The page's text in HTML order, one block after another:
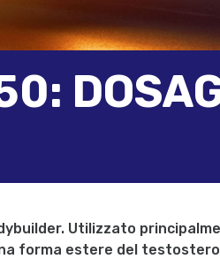
Utilizzato
forma estere del